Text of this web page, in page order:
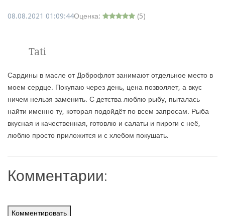
08.08.2021 01:09:44Оценка: (5)
Tati
Сардины в масле от Доброфлот занимают отдельное место в
моем сердце. Покупаю через день, цена позволяет, а вкус
ничем нельзя заменить. С детства люблю рыбу, пыталась
найти именно ту, которая подойдёт по всем запросам. Рыба
вкусная и качественная, готовлю и салаты и пироги с неё,
люблю просто приложится и с хлебом покушать.
Комментарии:
Комментировать